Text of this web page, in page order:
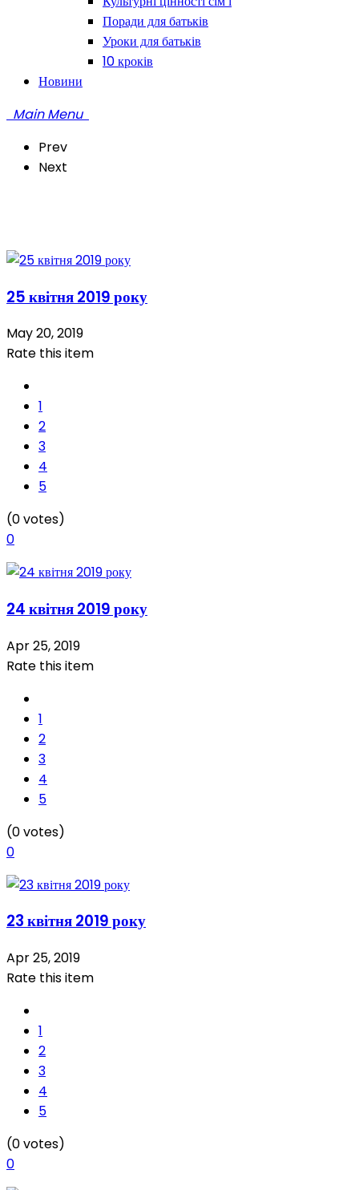
Поради для батьків
Уроки для батьків
10 кроків
Новини
Main Menu
Prev
Next
25 квітня 2019 року
May 20, 2019
Rate this item
1
2
3
4
5
(0 votes)
0
24 квітня 2019 року
Apr 25, 2019
Rate this item
1
2
3
4
5
(0 votes)
0
23 квітня 2019 року
Apr 25, 2019
Rate this item
1
2
3
4
5
(0 votes)
0